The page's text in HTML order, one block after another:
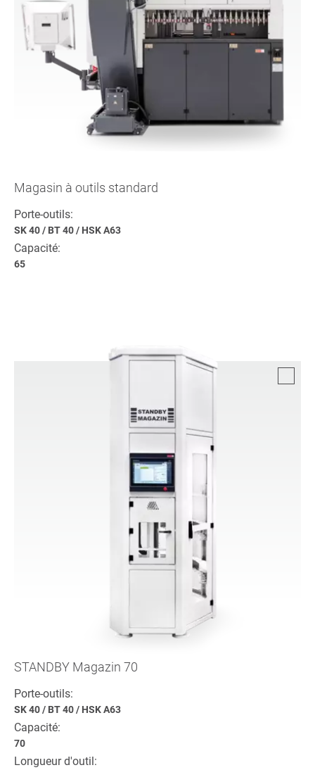
Magasin à outils standard
Porte-outils:
SK 40/ BT 40/ HSK A63
Capacité:
65
STANDBY Magazin 70
Porte-outils:
SK 40/ BT 40/ HSK A63
Capacité:
70
Longueur d'outil: